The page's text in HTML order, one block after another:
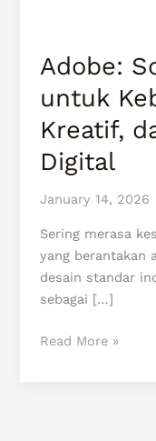
Adobe:
untuk
Kreatif,
Digital
January 14, 2026
Sering merasa
yang berantakan
desain standar
sebagai […]
Read More »